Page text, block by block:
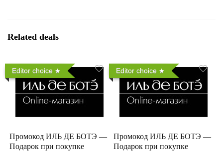
Related deals
Editor choice
Промокод ИЛЬ ДЕ БОТЭ —
Подарок при покупке
Editor choice
Промокод ИЛЬ ДЕ БОТЭ —
Подарок при покупке